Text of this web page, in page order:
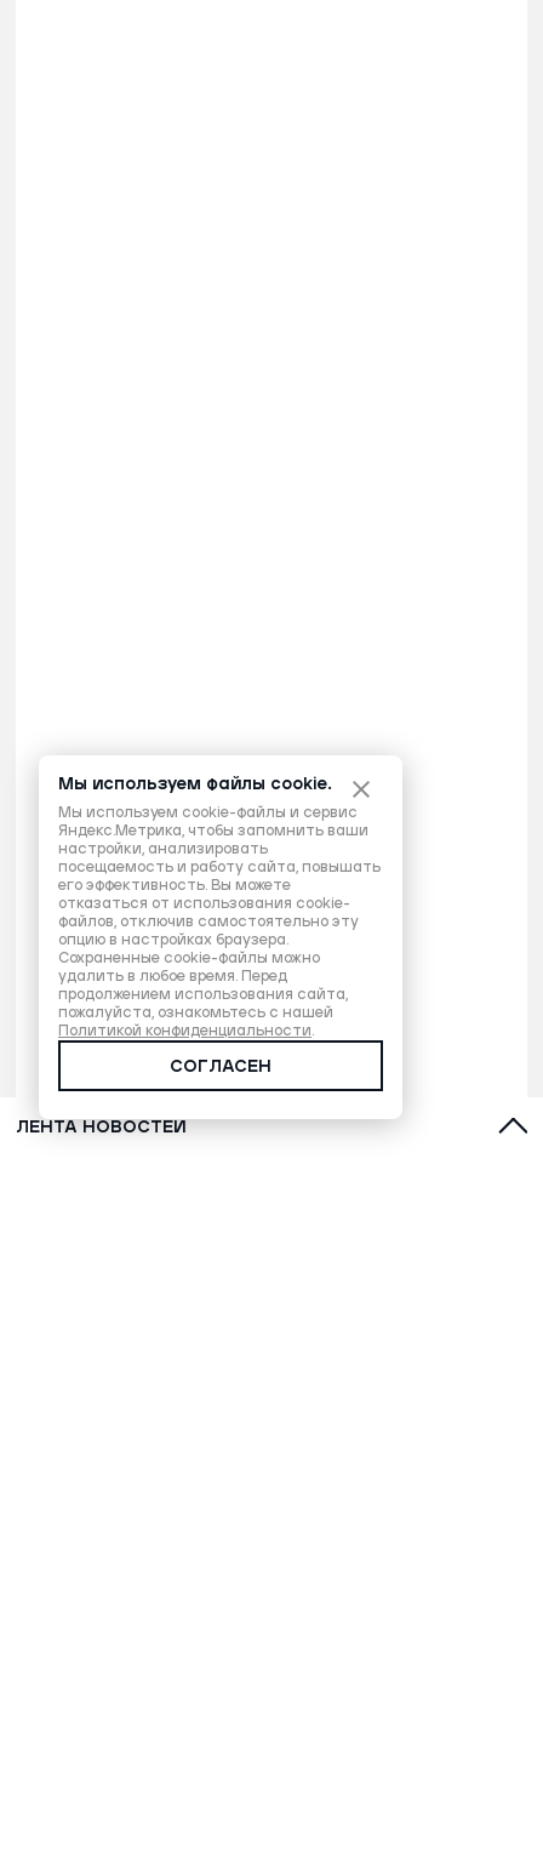
ЛЕНТА НОВОСТЕЙ
Мы используем файлы cookie.
Мы используем cookie-файлы и сервис
Яндекс.Метрика, чтобы запомнить ваши
настройки, анализировать
посещаемость и работу сайта, повышать
его эффективность. Вы можете
отказаться от использования cookie-
файлов, отключив самостоятельно эту
опцию в настройках браузера.
Сохраненные cookie-файлы можно
удалить в любое время. Перед
продолжением использования сайта,
пожалуйста, ознакомьтесь с нашей
Политикой конфиденциальности.
СОГЛАСЕН